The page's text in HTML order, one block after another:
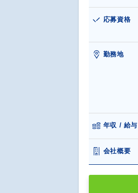
応募資格
勤務地
年収 / 給与
会社概要